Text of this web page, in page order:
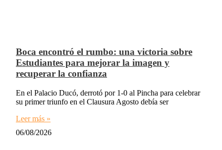
Boca encontró el rumbo: una victoria sobre
Estudiantes para mejorar la imagen y
recuperar la confianza
En el Palacio Ducó, derrotó por 1-0 al Pincha para celebrar
su primer triunfo en el Clausura Agosto debía ser
Leer más »
06/08/2026